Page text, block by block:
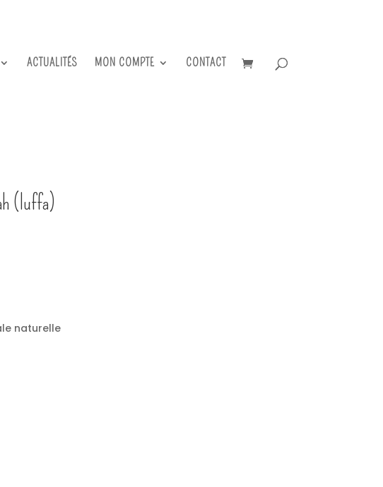
ACTUALITÉS MON COMPTE CONTACT
(luffa)
naturelle